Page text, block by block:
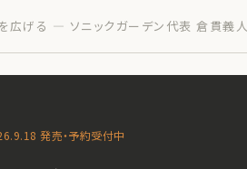
広げる — ソニックガーデン代表 倉貫義人
発売・予約受付中